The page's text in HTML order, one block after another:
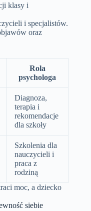
klasy i
i specjalistów.
oraz
Rola
psychologa
Diagnoza,
terapia i
rekomendacje
dla szkoły
Szkolenia dla
nauczycieli i
praca z
rodziną
moc, a dziecko
siebie